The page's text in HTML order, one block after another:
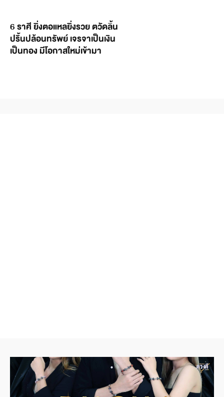
6 ราศี ยิ่งตอแหลยิ่งรวย ตวัดลิ้น
ปริ้นปล้อนทรัพย์ เจรจาเป็นเงิน
เป็นทอง มีโอกาสใหม่เข้ามา